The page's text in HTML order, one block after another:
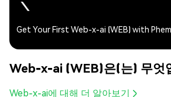
Get Your First Web-x-ai (WEB) with
Web-x-ai (WEB)은(는) 무엇
Web-x-ai에 대해 더 알아보기